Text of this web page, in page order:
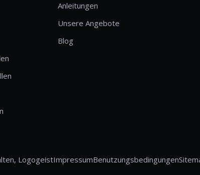
Anleitungen
Unsere Angebote
Blog
LogogeistImpressumBenutzungsbedingungen